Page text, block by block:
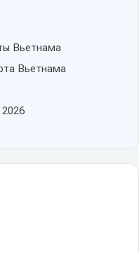
Вьетнама
Вьетнама